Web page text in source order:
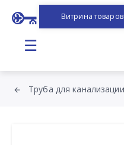
Витрина товаров
☰
Труба для